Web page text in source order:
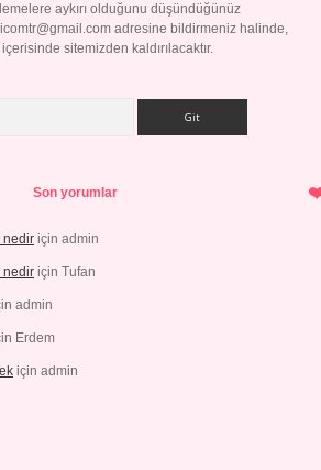
aykırı olduğunu düşündüğünüz
adresine bildirmeniz halinde,
sitemizden kaldırılacaktır.
Son yorumlar
nedir için admin
nedir için Tufan
admin
Erdem
için admin